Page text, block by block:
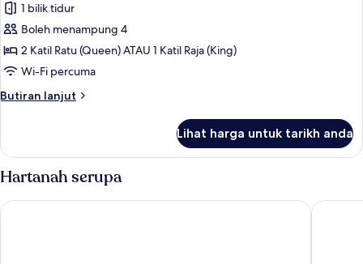
untuk
Room
(Room
Type
on
1 bilik tidur
Boleh menampung 4
2 Katil Ratu (Queen) ATAU 1 Katil Raja (King)
Wi-Fi percuma
Butiran lanjut
Butiran
(Room
Type
Assigned
on
Arrival)
Lihat harga untuk tarikh anda
Hartanah serupa
Flamingo Las Vegas Hotel & Casino